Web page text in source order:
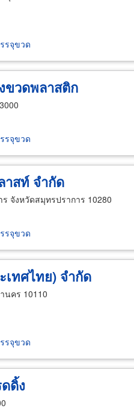
รจุขวด
ขวดพลาสติก
รจุขวด
าสท์ จำกัด
จังหวัดสมุทรปราการ 10280
รจุขวด
เทศไทย) จำกัด
นคร 10110
รจุขวด
ดิ้ง